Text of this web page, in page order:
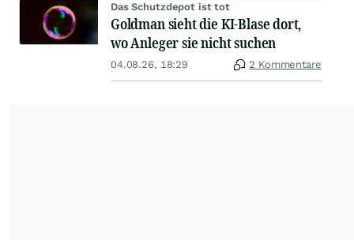
Das Schutzdepot ist tot
Goldman sieht die KI-Blase dort,
wo Anleger sie nicht suchen
04.08.26, 18:29 2 Kommentare